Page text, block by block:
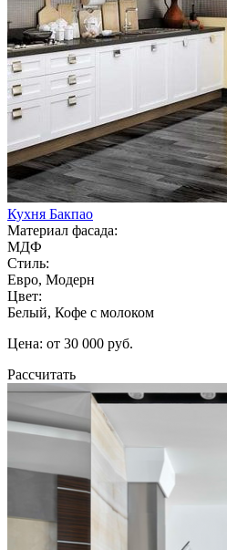
Кухня Бакпао
Материал фасада:
МДФ
Стиль:
Евро, Модерн
Цвет:
Белый, Кофе с молоком
Цена: от 30 000 руб.
Рассчитать